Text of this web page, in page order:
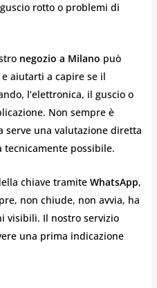
rotto o problemi di
negozio a Milano può
aiutarti a capire se il
l’elettronica, il guscio o
Non sempre è
serve una valutazione diretta
tecnicamente possibile.
chiave tramite WhatsApp,
non chiude, non avvia, ha
visibili. Il nostro servizio
una prima indicazione